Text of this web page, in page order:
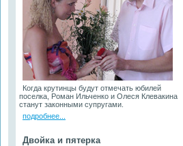
Когда крутинцы будут отмечать юбилей
поселка, Роман Ильченко и Олеся Клевакина
станут законными супругами.
подробнее...
Двойка и пятерка